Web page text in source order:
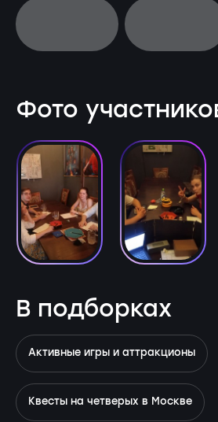
Фото
В подборках
Активные игры и аттракционы
Квесты на четверых в Москве